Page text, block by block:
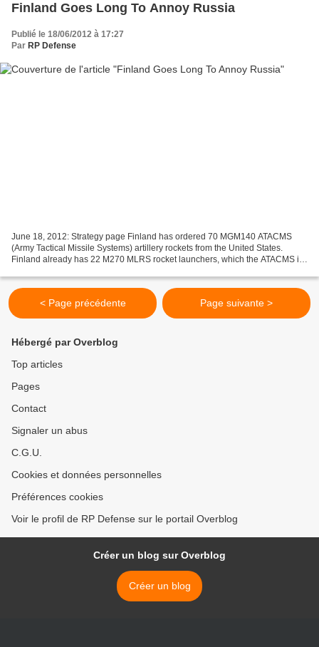
Finland Goes Long To Annoy Russia
Publié le 18/06/2012 à 17:27
Par RP Defense
June 18, 2012: Strategy page Finland has ordered 70 MGM140 ATACMS
(Army Tactical Missile Systems) artillery rockets from the United States.
Finland already has 22 M270 MLRS rocket launchers, which the ATACMS is
< Page précédente Page suivante >
Hébergé par Overblog
Top articles
Pages
Contact
Signaler un abus
C.G.U.
Cookies et données personnelles
Préférences cookies
Voir le profil de RP Defense sur le portail Overblog
Créer un blog sur Overblog
Créer un blog